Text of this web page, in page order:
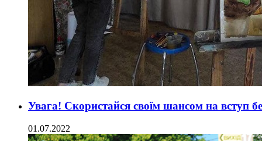
Увага! Скористайся своїм шансом на вступ
01.07.2022